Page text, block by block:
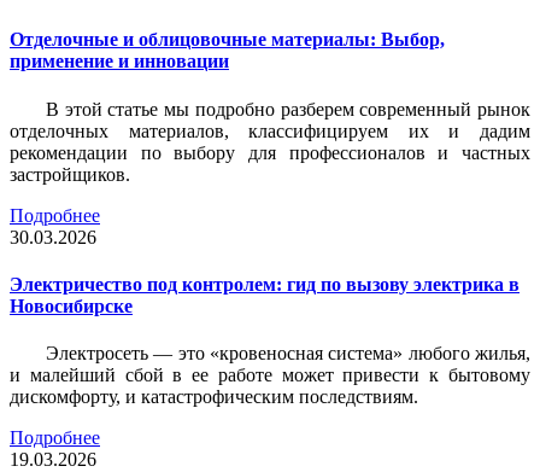
Отделочные и облицовочные материалы: Выбор,
применение и инновации
В этой статье мы подробно разберем современный рынок
отделочных материалов, классифицируем их и дадим
рекомендации по выбору для профессионалов и частных
застройщиков.
Подробнее
30.03.2026
Электричество под контролем: гид по вызову электрика в
Новосибирске
Электросеть — это «кровеносная система» любого жилья,
и малейший сбой в ее работе может привести к бытовому
дискомфорту, и катастрофическим последствиям.
Подробнее
19.03.2026